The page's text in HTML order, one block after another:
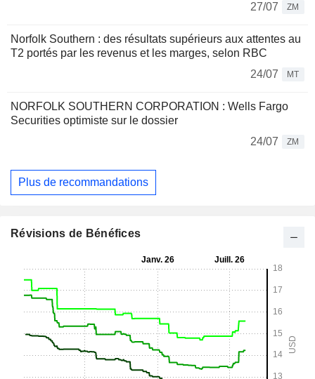
27/07
ZM
Norfolk Southern : des résultats supérieurs aux attentes au
T2 portés par les revenus et les marges, selon RBC
24/07
MT
NORFOLK SOUTHERN CORPORATION : Wells Fargo
Securities optimiste sur le dossier
24/07
ZM
Plus de recommandations
Révisions de Bénéfices